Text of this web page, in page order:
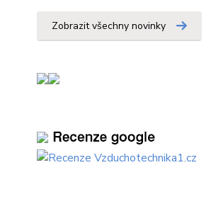
Zobrazit všechny novinky